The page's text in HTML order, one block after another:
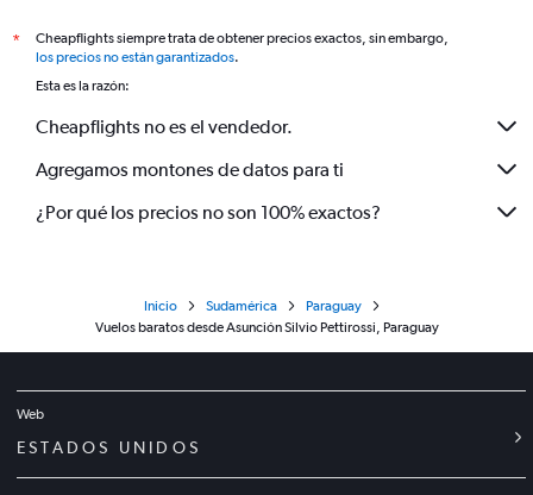
*
Cheapflights siempre trata de obtener precios exactos, sin embargo,
los precios no están garantizados.
Esta es la razón:
Cheapflights no es el vendedor.
Agregamos montones de datos para ti
¿Por qué los precios no son 100% exactos?
Inicio Sudamérica
Paraguay
Vuelos baratos desde Asunción Silvio Pettirossi, Paraguay
Web
ESTADOS UNIDOS